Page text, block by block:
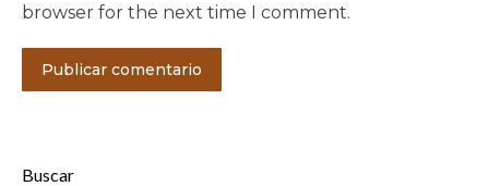
browser for the next time I comment.
Publicar comentario
Buscar